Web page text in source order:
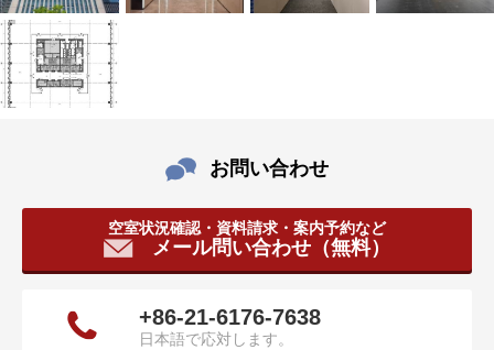
ま
す
。
フ
ッ
お問い合わせ
空室状況確認・資料請求・案内予約など
メール問い合わせ（無料）
+86-21-6176-7638
日本語で応対します。